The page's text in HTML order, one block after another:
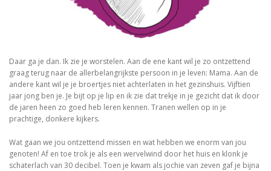
Daar ga je dan. Ik zie je worstelen. Aan de ene kant wil je zo ontzettend
graag terug naar de allerbelangrijkste persoon in je leven: Mama. Aan de
andere kant wil je je broertjes niet achterlaten in het gezinshuis. Vijftien
jaar jong ben je. Je bijt op je lip en ik zie dat trekje in je gezicht dat ik door
de jaren heen zo goed heb leren kennen. Tranen wellen op in je
prachtige, donkere kijkers.
Wat gaan we jou ontzettend missen en wat hebben we enorm van jou
genoten! Af en toe trok je als een wervelwind door het huis en klonk je
schaterlach van 30 decibel. Toen je kwam als jochie van zeven gaf je bijna